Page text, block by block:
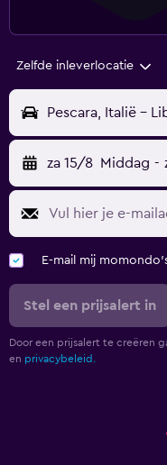
Zelfde inleverlocatie
Pescara, Italië -
za 15/8 Middag -
E-mail mij
Stel een prijsalert in
Door een prijsalert te creëren
en privacybeleid.